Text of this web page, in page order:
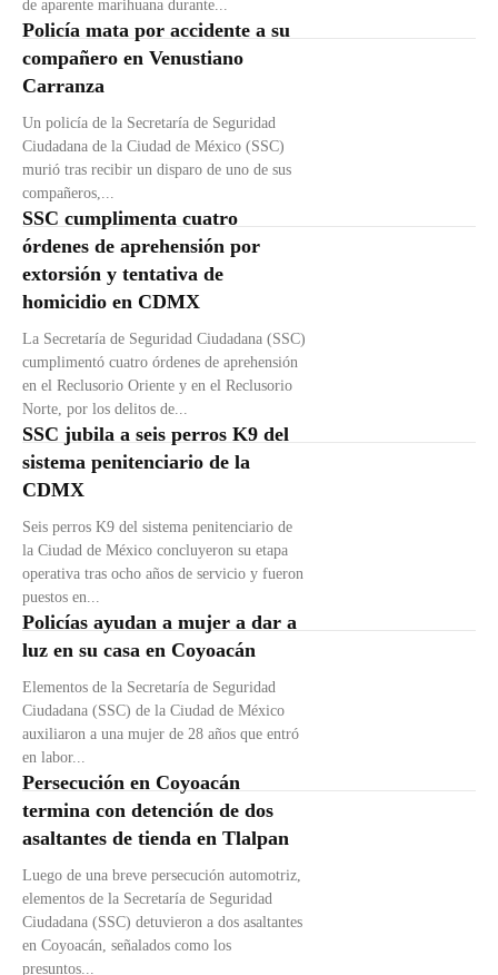
de aparente marihuana durante...
Policía mata por accidente a su
compañero en Venustiano
Carranza
Un policía de la Secretaría de Seguridad
Ciudadana de la Ciudad de México (SSC)
murió tras recibir un disparo de uno de sus
compañeros,...
SSC cumplimenta cuatro
órdenes de aprehensión por
extorsión y tentativa de
homicidio en CDMX
La Secretaría de Seguridad Ciudadana (SSC)
cumplimentó cuatro órdenes de aprehensión
en el Reclusorio Oriente y en el Reclusorio
Norte, por los delitos de...
SSC jubila a seis perros K9 del
sistema penitenciario de la
CDMX
Seis perros K9 del sistema penitenciario de
la Ciudad de México concluyeron su etapa
operativa tras ocho años de servicio y fueron
puestos en...
Policías ayudan a mujer a dar a
luz en su casa en Coyoacán
Elementos de la Secretaría de Seguridad
Ciudadana (SSC) de la Ciudad de México
auxiliaron a una mujer de 28 años que entró
en labor...
Persecución en Coyoacán
termina con detención de dos
asaltantes de tienda en Tlalpan
Luego de una breve persecución automotriz,
elementos de la Secretaría de Seguridad
Ciudadana (SSC) detuvieron a dos asaltantes
en Coyoacán, señalados como los
presuntos...